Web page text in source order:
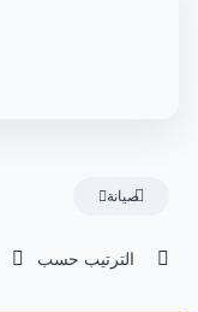
صيانة
الترتيب حسب